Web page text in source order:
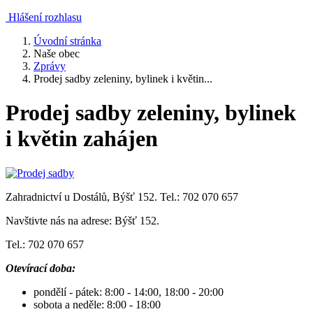
Hlášení rozhlasu
Úvodní stránka
Naše obec
Zprávy
Prodej sadby zeleniny, bylinek i květin...
Prodej sadby zeleniny, bylinek
i květin zahájen
Zahradnictví u Dostálů, Býšť 152. Tel.: 702 070 657
Navštivte nás na adrese: Býšť 152.
Tel.: 702 070 657
Otevírací doba:
pondělí - pátek: 8:00 - 14:00, 18:00 - 20:00
sobota a neděle: 8:00 - 18:00